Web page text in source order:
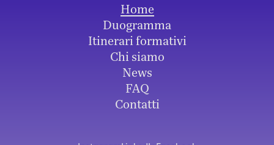
Home
Duogramma
Itinerari formativi
Chi siamo
News
FAQ
Contatti